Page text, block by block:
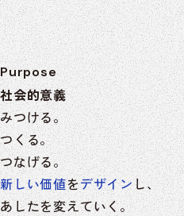
Purpose
社会的意義
みつける。
つくる。
つなげる。
新しい価値をデザインし、
あしたを変えていく。